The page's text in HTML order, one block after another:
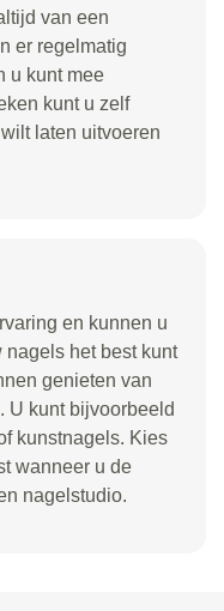
van een
er regelmatig
u kunt mee
kunt u zelf
laten uitvoeren
en kunnen u
het best kunt
genieten van
U kunt bijvoorbeeld
kunstnagels. Kies
wanneer u de
nagelstudio.